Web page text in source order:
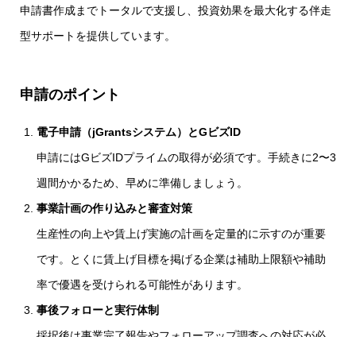
申請書作成までトータルで支援し、投資効果を最大化する伴走
型サポートを提供しています。
申請のポイント
電子申請（jGrantsシステム）とGビズID
申請にはGビズIDプライムの取得が必須です。手続きに2〜3
週間かかるため、早めに準備しましょう。
事業計画の作り込みと審査対策
生産性の向上や賃上げ実施の計画を定量的に示すのが重要
です。とくに賃上げ目標を掲げる企業は補助上限額や補助
率で優遇を受けられる可能性があります。
事後フォローと実行体制